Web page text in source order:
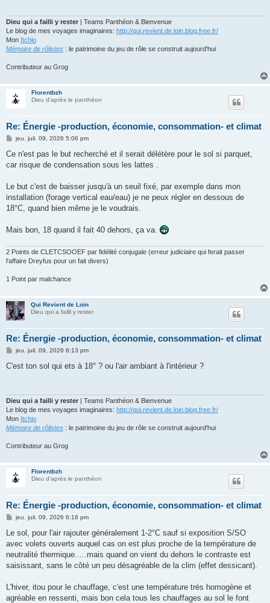
Dieu qui a failli y rester | Teams Panthéon & Bienvenue
Le blog de mes voyages imaginaires: http://qui.revient.de.loin.blog.free.fr/
Mon Itchio
Mémoire de rôlistes : le patrimoine du jeu de rôle se construit aujourd'hui
Contributeur au Grog
Florentbzh
Dieu d'après le panthéon
Re: Énergie -production, économie, consommation- et climat
M
s
a
jeu. juil. 09, 2026 5:06 pm
Ce n'est pas le but recherché et il serait délétère pour le sol si parquet,
car risque de condensation sous les lattes .
Le but c'est de baisser jusqu'à un seuil fixé, par exemple dans mon
installation (forage vertical eau/eau) je ne peux régler en dessous de
18°C, quand bien même je le voudrais.
Mais bon, 18 quand il fait 40 dehors, ça va.
2 Points de CLETCSOOEF par fidélité conjugale (erreur judiciaire qui ferait passer
l'affaire Dreyfus pour un fait divers)
1 Point par malchance
Qui Revient de Loin
Dieu qui a failli y rester
Re: Énergie -production, économie, consommation- et climat
M
s
jeu. juil. 09, 2026 6:13 pm
C'est ton sol qui ets à 18° ? ou l'air ambiant à l'intérieur ?
Dieu qui a failli y rester
| Teams Panthéon & Bienvenue
Le blog de mes voyages imaginaires: http://qui.revient.de.loin.blog.free.fr/
Mon Itchio
Mémoire de rôlistes : le patrimoine du jeu de rôle se construit aujourd'hui
Contributeur au Grog
Florentbzh
Dieu d'après le panthéon
Re: Énergie -production, économie, consommation- et climat
M
s
a
g
jeu. juil. 09, 2026 6:16 pm
Le sol, pour l'air rajouter généralement 1-2°C sauf si exposition S/SO
avec volets ouverts auquel cas on est plus proche de la température de
neutralité thermique.....mais quand on vient du dehors le contraste est
saisissant, sans le côté un peu désagréable de la clim (effet dessicant).
L'hiver, itou pour le chauffage, c'est une température très homogène et
agréable en ressenti, mais bon cela tous les chauffages au sol le font